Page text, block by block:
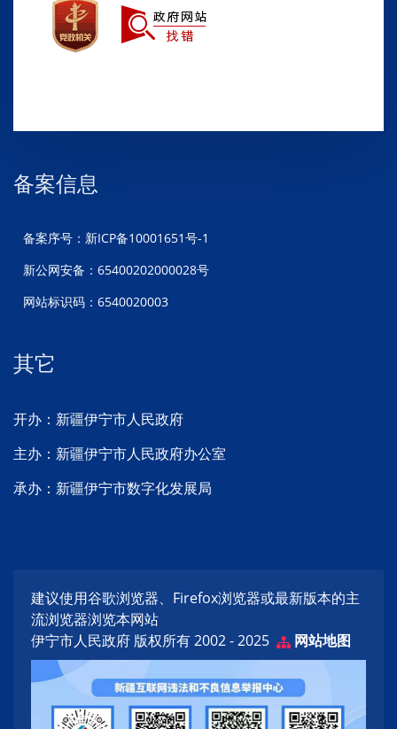
备案信息
备案序号：新ICP备10001651号-1
新公网安备：65400202000028号
网站标识码：6540020003
其它
开办：新疆伊宁市人民政府
主办：新疆伊宁市人民政府办公室
承办：新疆伊宁市数字化发展局
建议使用谷歌浏览器、Firefox浏览器或最新版本的主
流浏览器浏览本网站
伊宁市人民政府 版权所有 2002 - 2025
网站地图